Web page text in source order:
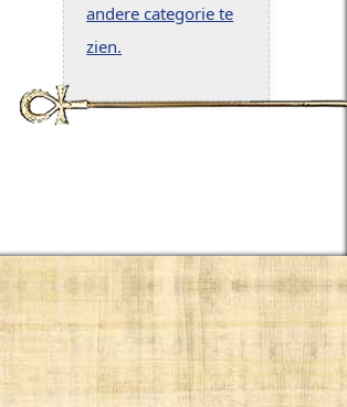
andere categorie te
zien.